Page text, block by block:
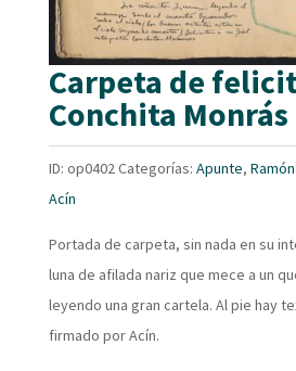
Carpeta de
Conchita Monrás
ID: op0402Categorías: Apunte,
Acín
Portada de carpeta, sin nada en su
luna de afilada nariz que mece a un
leyendo una gran cartela. Al pie hay
firmado por Acín.